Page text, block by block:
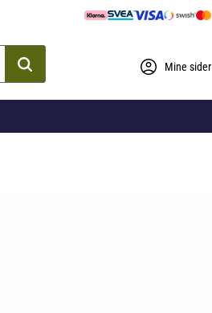
Mine sider